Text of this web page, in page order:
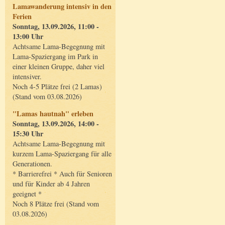
Lamawanderung intensiv in den
Ferien
Sonntag, 13.09.2026, 11:00 -
13:00 Uhr
Achtsame Lama-Begegnung mit
Lama-Spaziergang im Park in
einer kleinen Gruppe, daher viel
intensiver.
Noch 4-5 Plätze frei (2 Lamas)
(Stand vom 03.08.2026)
"Lamas hautnah" erleben
Sonntag, 13.09.2026, 14:00 -
15:30 Uhr
Achtsame Lama-Begegnung mit
kurzem Lama-Spaziergang für alle
Generationen.
* Barrierefrei * Auch für Senioren
und für Kinder ab 4 Jahren
geeignet *
Noch 8 Plätze frei (Stand vom
03.08.2026)